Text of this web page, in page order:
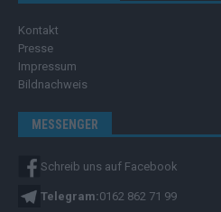
Kontakt
Presse
Impressum
Bildnachweis
MESSENGER
Schreib uns auf Facebook
Telegram:0162 862 71 99